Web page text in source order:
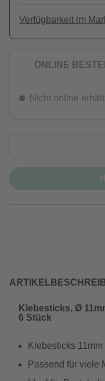
Verfügbarkeit im
ONLINE
Nicht online
Klebesticks, Ø
6 Stück
Klebesticks
Passend für viele